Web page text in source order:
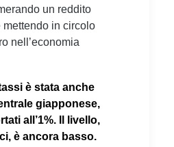
un reddito
mettendo in circolo
nell’economia
è stata anche
giapponese,
all’1%. Il livello,
è ancora basso.